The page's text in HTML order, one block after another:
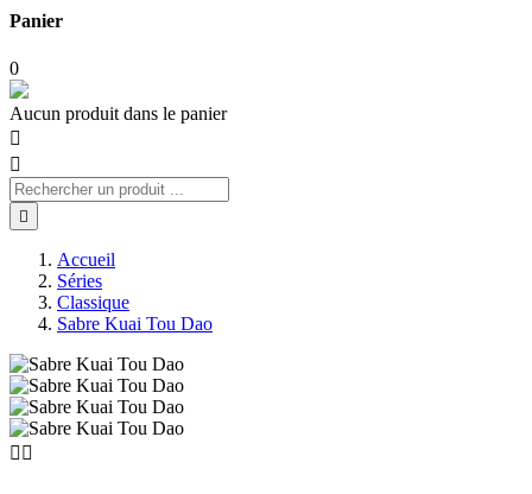
Panier
0
Aucun produit dans le panier



Accueil
Séries
Classique
Sabre Kuai Tou Dao
 